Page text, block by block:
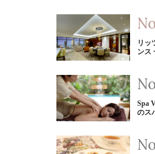
リッ
ンス
Spa
のス